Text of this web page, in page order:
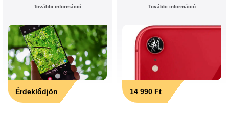
További információ
Érdeklődjön
További információ
14 990 Ft